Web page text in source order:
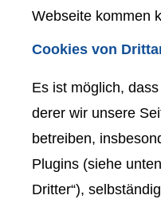
Webseite kommen
Cookies von
Es ist möglich,
derer wir unsere
betreiben,
Plugins (siehe
Dritter“),